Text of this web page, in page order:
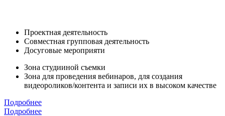
Проектная деятельность
Совместная групповая деятельность
Досуговые мероприяти
Зона студииной съемки
Зона для проведения вебинаров, для создания
видеороликов/контента и записи их в высоком качестве
Подробнее
Подробнее